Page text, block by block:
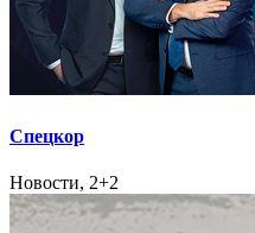
Спецкор
Новости, 2+2